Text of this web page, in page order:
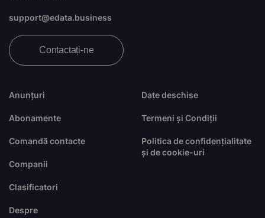
Anunțuri
Abonamente
Comandă contacte
Companii
Clasificatori
Despre
Date deschise
Termeni și Condiții
Politica de confidențialitate
și de cookie-uri
support@edata.business
Contactați-ne